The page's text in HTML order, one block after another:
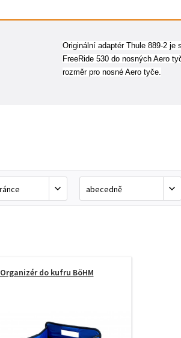
Originální adaptér Thule 889-2
FreeRide 530 do nosných Aero
rozměr pro nosné Aero tyče.
Organizér do kufru BöHM